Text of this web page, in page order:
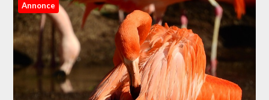
Annonce